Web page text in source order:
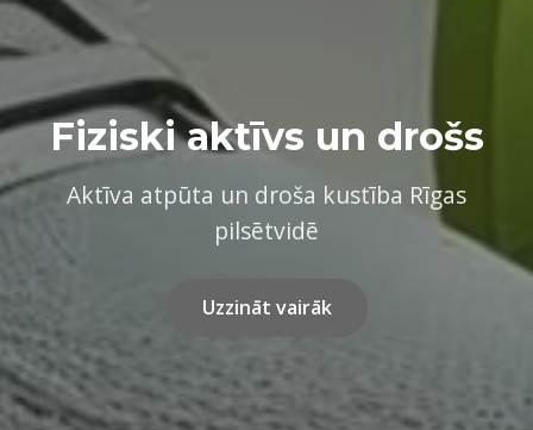
Fiziski aktīvs un drošs
Aktīva atpūta un droša kustība Rīgas
pilsētvidē
Uzzināt vairāk